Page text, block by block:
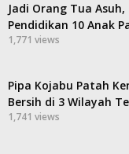
Jadi Orang Tua
Pendidikan 10 Anak
1,771 views
Pipa Kojabu Patah
Bersih di 3 Wilayah
1,741 views